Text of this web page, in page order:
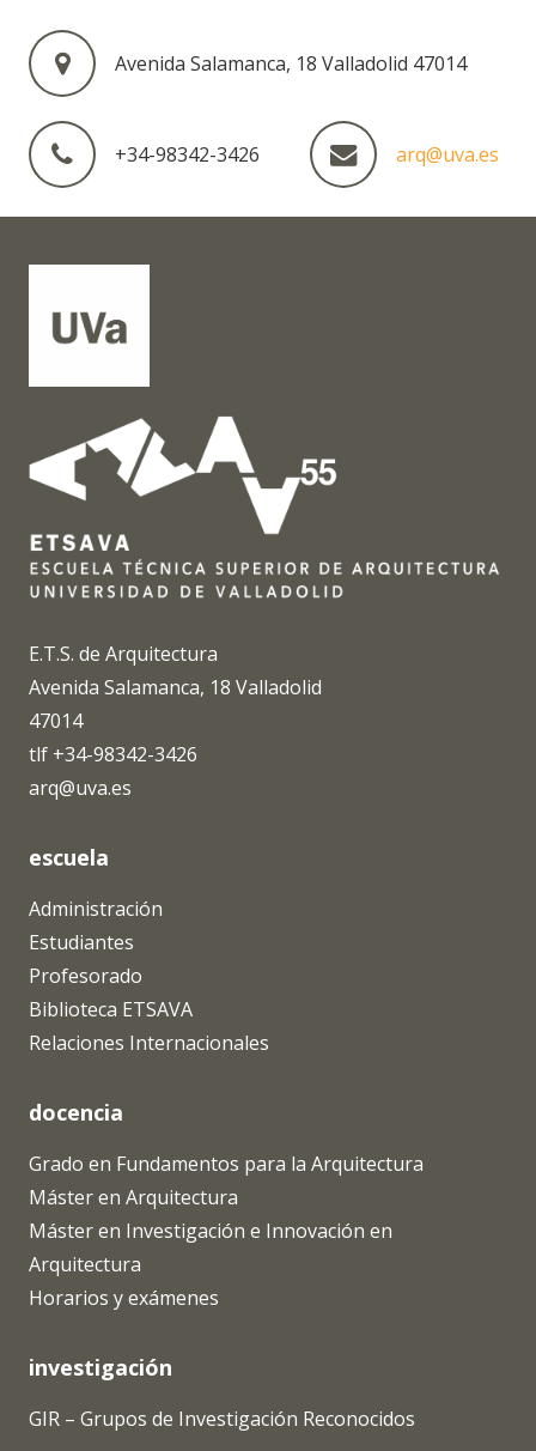
Avenida Salamanca, 18 Valladolid 47014
+34-98342-3426 arq@uva.es
E.T.S. de Arquitectura
Avenida Salamanca, 18 Valladolid
47014
tlf +34-98342-3426
arq@uva.es
escuela
Administración
Estudiantes
Profesorado
Biblioteca ETSAVA
Relaciones Internacionales
docencia
Grado en Fundamentos para la Arquitectura
Máster en Arquitectura
Máster en Investigación e Innovación en
Arquitectura
Horarios y exámenes
investigación
GIR – Grupos de Investigación Reconocidos